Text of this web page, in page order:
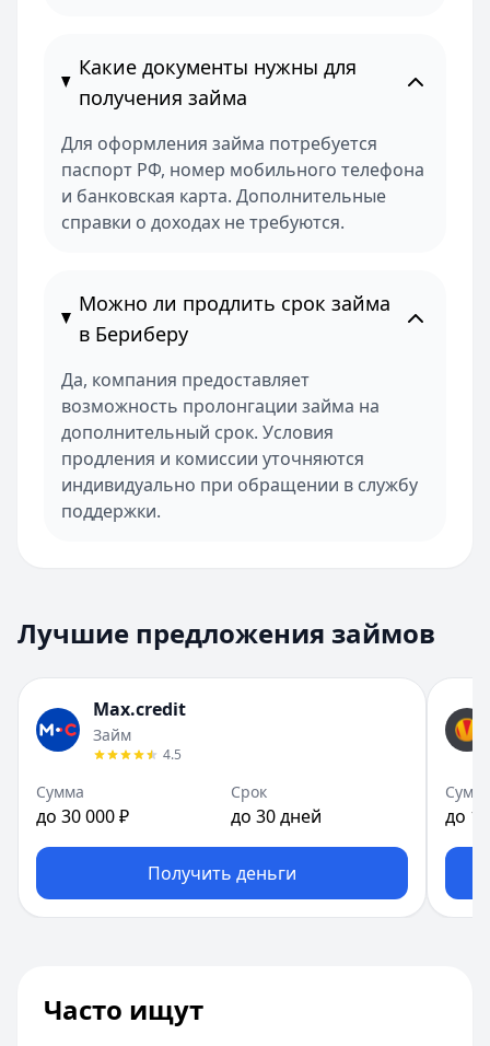
Какие документы нужны для
получения займа
Для оформления займа потребуется
паспорт РФ, номер мобильного телефона
и банковская карта. Дополнительные
справки о доходах не требуются.
Можно ли продлить срок займа
в Бериберу
Да, компания предоставляет
возможность пролонгации займа на
дополнительный срок. Условия
продления и комиссии уточняются
индивидуально при обращении в службу
поддержки.
Лучшие предложения займов
Max.credit
Займ
4.5
Сумма
до 30 000 ₽
Срок
до 30 дней
Получить деньги
до
Часто ищут